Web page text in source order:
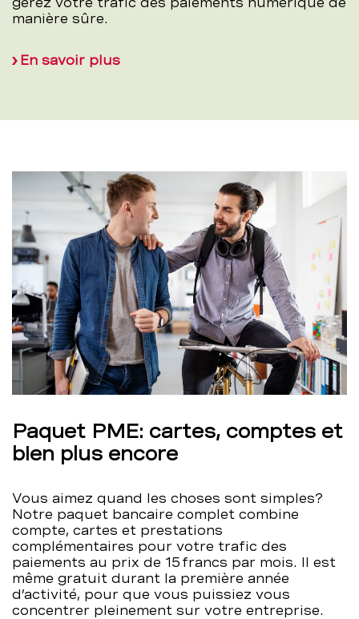
manière sûre.
En savoir plus
Paquet PME: cartes, comptes et
bien plus encore
Vous aimez quand les choses sont simples?
Notre paquet bancaire complet combine
compte, cartes et prestations
complémentaires pour votre trafic des
paiements au prix de 15 francs par mois. Il est
même gratuit durant la première année
d’activité, pour que vous puissiez vous
concentrer pleinement sur votre entreprise.